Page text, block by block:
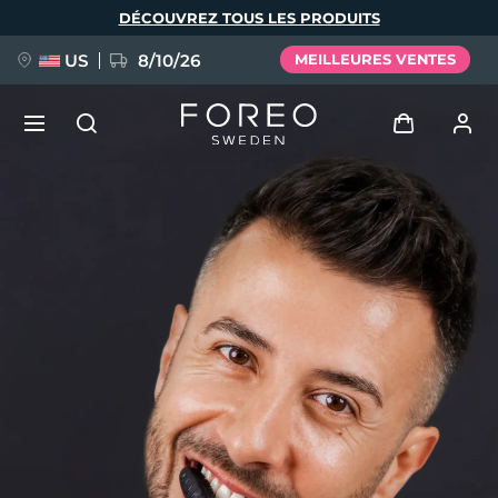
DÉCOUVREZ TOUS LES PRODUITS
US 8/10/26 MEILLEURES VENTES
Se connecter
Profil de l'utilisateur
Mes appareils
Mes commandes
Mes adresses
Mes abonnements
FAQ™ Pure Beauty-Tech Elixir
issa™ Teeth Whitening Set
Deutsch
Español
Italiano
Português
Svenska
Русский
简体中文 繁體中文